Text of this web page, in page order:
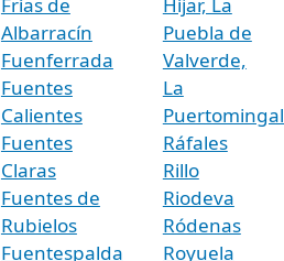
Albarracín
Fuenferrada
Fuentes
Calientes
Fuentes
Claras
Fuentes de
Rubielos
Fuentespalda
Puebla de
Valverde,
La
Ráfales
Rillo
Riodeva
Ródenas
Royuela